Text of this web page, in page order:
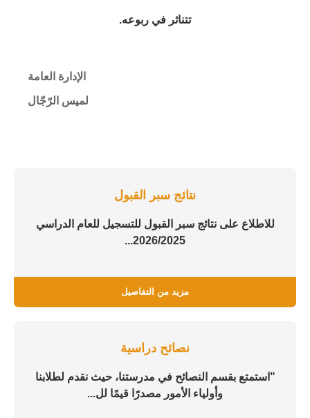
تتناثر في ربوعه.
الإدارة العامة
لميس الرّجّال
نتائج سبر القبول
للاطلاع على نتائج سبر القبول للتسجيل للعام الدراسي
2026/2025...
مزيد من التفاصيل
نصائح دراسية
"استمتع بقسم النصائح في مدرستنا، حيث نقدم لطلابنا
وأولياء الأمور مصدرًا قيمًا لل...